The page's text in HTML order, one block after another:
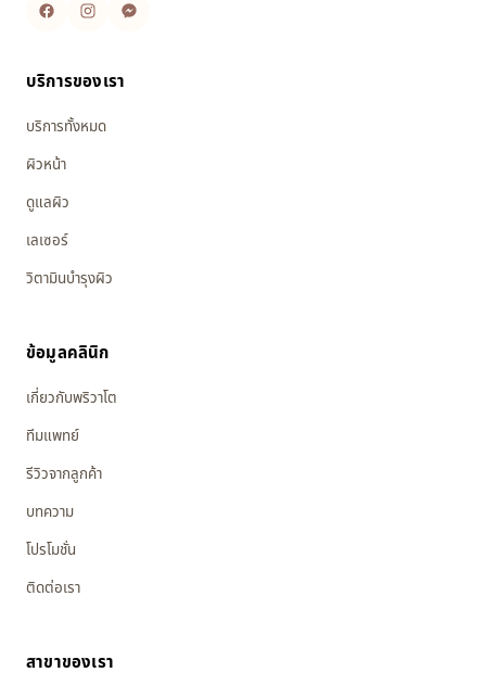
บริการของเรา
บริการทั้งหมด
ผิวหน้า
ดูแลผิว
เลเซอร์
วิตามินบำรุงผิว
ข้อมูลคลินิก
เกี่ยวกับพริวาโต
ทีมแพทย์
รีวิวจากลูกค้า
บทความ
โปรโมชั่น
ติดต่อเรา
สาขาของเรา